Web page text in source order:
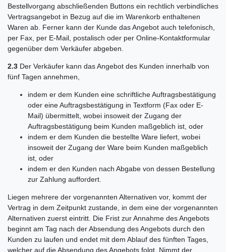
Bestellvorgang abschließenden Buttons ein rechtlich verbindliches
Vertragsangebot in Bezug auf die im Warenkorb enthaltenen
Waren ab. Ferner kann der Kunde das Angebot auch telefonisch,
per Fax, per E-Mail, postalisch oder per Online-Kontaktformular
gegenüber dem Verkäufer abgeben.
2.3 Der Verkäufer kann das Angebot des Kunden innerhalb von
fünf Tagen annehmen,
indem er dem Kunden eine schriftliche Auftragsbestätigung
oder eine Auftragsbestätigung in Textform (Fax oder E-
Mail) übermittelt, wobei insoweit der Zugang der
Auftragsbestätigung beim Kunden maßgeblich ist, oder
indem er dem Kunden die bestellte Ware liefert, wobei
insoweit der Zugang der Ware beim Kunden maßgeblich
ist, oder
indem er den Kunden nach Abgabe von dessen Bestellung
zur Zahlung auffordert.
Liegen mehrere der vorgenannten Alternativen vor, kommt der
Vertrag in dem Zeitpunkt zustande, in dem eine der vorgenannten
Alternativen zuerst eintritt. Die Frist zur Annahme des Angebots
beginnt am Tag nach der Absendung des Angebots durch den
Kunden zu laufen und endet mit dem Ablauf des fünften Tages,
welcher auf die Absendung des Angebots folgt. Nimmt der